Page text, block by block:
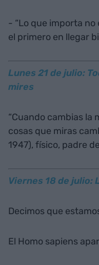
- “Lo que importa no
el primero en llegar
Lunes 21 de julio:
mires
“Cuando cambias la
cosas que miras
1947), físico, padre
Viernes 18 de julio:
Decimos que
El Homo sapiens